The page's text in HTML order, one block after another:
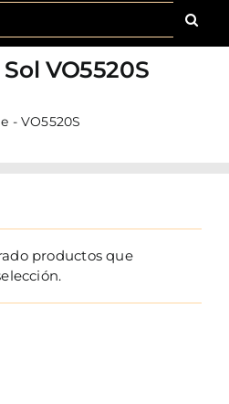
VO5520S
- VO5520S
productos que